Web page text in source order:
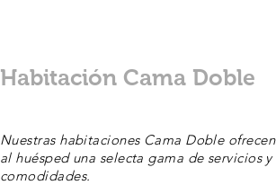
Habitación Cama Doble
Nuestras habitaciones Cama Doble ofrecen
al huésped una selecta gama de servicios y
comodidades.